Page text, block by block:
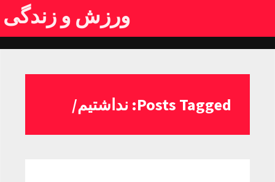
ورزش و زندگی
Posts Tagged: نداشتیم/